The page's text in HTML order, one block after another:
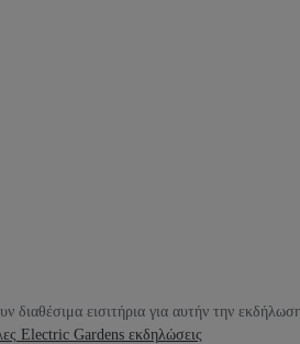
διαθέσιμα εισιτήρια για αυτήν την
Electric Gardens εκδηλώσεις